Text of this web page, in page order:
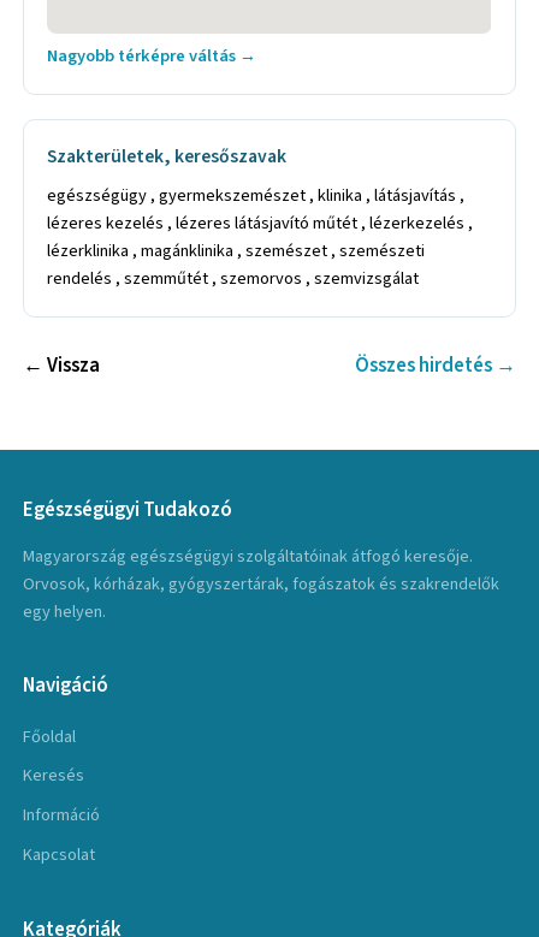
Nagyobb térképre váltás →
Szakterületek, keresőszavak
egészségügy , gyermekszemészet , klinika , látásjavítás ,
lézeres kezelés , lézeres látásjavító műtét , lézerkezelés ,
lézerklinika , magánklinika , szemészet , szemészeti
rendelés , szemműtét , szemorvos , szemvizsgálat
← Vissza Összes hirdetés →
Egészségügyi Tudakozó
Magyarország egészségügyi szolgáltatóinak átfogó keresője.
Orvosok, kórházak, gyógyszertárak, fogászatok és szakrendelők
egy helyen.
Navigáció
Főoldal
Keresés
Információ
Kapcsolat
Kategóriák